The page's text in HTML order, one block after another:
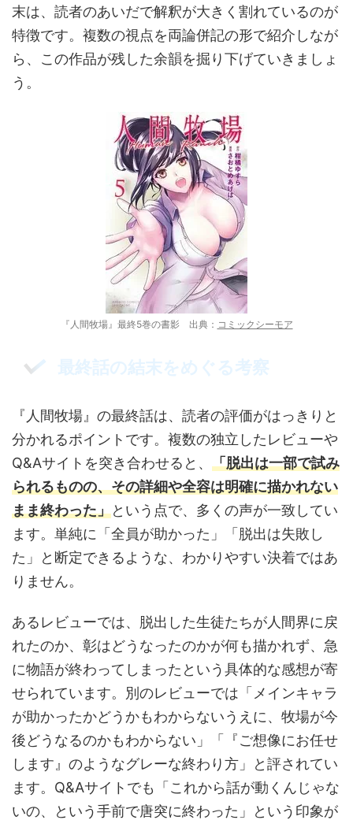
末は、読者のあいだで解釈が大きく割れているのが
特徴です。複数の視点を両論併記の形で紹介しなが
ら、この作品が残した余韻を掘り下げていきましょ
う。
『人間牧場』最終5巻の書影 出典： コミックシーモア
最終話の結末をめぐる考察
『人間牧場』の最終話は、読者の評価がはっきりと
分かれるポイントです。複数の独立したレビューや
Q&Aサイトを突き合わせると、 「脱出は一部で試み
られるものの、その詳細や全容は明確に描かれない
まま終わった」という点で、多くの声が一致してい
ます。単純に「全員が助かった」「脱出は失敗し
た」と断定できるような、わかりやすい決着ではあ
りません。
あるレビューでは、脱出した生徒たちが人間界に戻
れたのか、彰はどうなったのかが何も描かれず、急
に物語が終わってしまったという具体的な感想が寄
せられています。別のレビューでは「メインキャラ
が助かったかどうかもわからないうえに、牧場が今
後どうなるのかもわからない」「『ご想像にお任せ
します』のようなグレーな終わり方」と評されてい
ます。Q&Aサイトでも「これから話が動くんじゃな
いの、という手前で唐突に終わった」という印象が